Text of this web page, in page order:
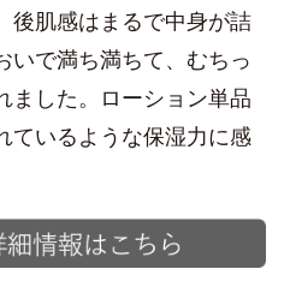
後肌感はまるで中身が詰
いで満ち満ちて、むちっ
ました。ローション単品
ているような保湿力に感